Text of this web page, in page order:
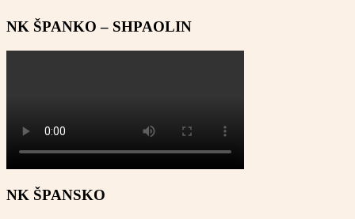
NK ŠPANKO – SHPAOLIN
NK ŠPANSKO